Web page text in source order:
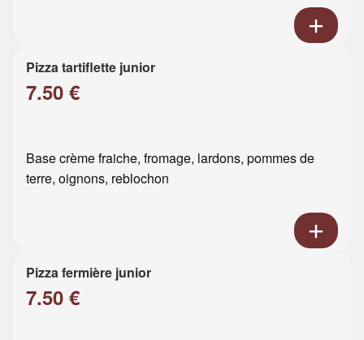
Pizza tartiflette junior
7.50 €
Base crème fraiche, fromage, lardons, pommes de
terre, oignons, reblochon
Pizza fermière junior
7.50 €